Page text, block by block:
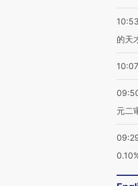
10:53
的天
10:07
元二